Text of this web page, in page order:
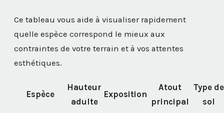
Ce tableau vous aide à visualiser rapidement
quelle espèce correspond le mieux aux
contraintes de votre terrain et à vos attentes
esthétiques.
Espèce
Hauteur
adulte
Exposition
Atout
principal
Type de
sol